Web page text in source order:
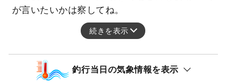
が言いたいかは察してね。
続きを表示
釣行当日の気象情報を表示